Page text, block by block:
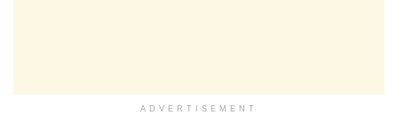
ADVERTISEMENT